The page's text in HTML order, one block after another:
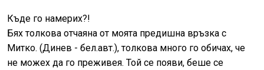
Къде го намерих?!
Бях толкова отчаяна от моята предишна връзка с
Митко. (Динев - бел.авт.), толкова много го обичах, че
не можех да го преживея. Той се появи, беше се